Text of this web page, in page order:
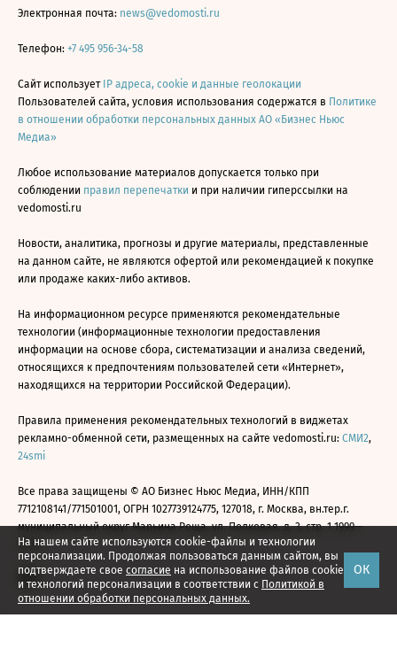
На нашем сайте используются cookie-файлы и технологии
персонализации. Продолжая пользоваться данным сайтом, вы
подтверждаете свое согласие на использование файлов cookie
и технологий персонализации в соответствии с Политикой в
отношении обработки персональных данных.
ОК
Электронная почта: news@vedomosti.ru
Телефон: +7 495 956-34-58
Сайт использует IP адреса, cookie и данные геолокации
Пользователей сайта, условия использования содержатся в Политике
в отношении обработки персональных данных АО «Бизнес Ньюс
Медиа»
Любое использование материалов допускается только при
соблюдении правил перепечатки и при наличии гиперссылки на
vedomosti.ru
Новости, аналитика, прогнозы и другие материалы, представленные
на данном сайте, не являются офертой или рекомендацией к покупке
или продаже каких-либо активов.
На информационном ресурсе применяются рекомендательные
технологии (информационные технологии предоставления
информации на основе сбора, систематизации и анализа сведений,
относящихся к предпочтениям пользователей сети «Интернет»,
находящихся на территории Российской Федерации).
Правила применения рекомендательных технологий в виджетах
рекламно-обменной сети, размещенных на сайте vedomosti.ru: СМИ2,
24smi
Все права защищены © АО Бизнес Ньюс Медиа, ИНН/КПП
7712108141/771501001, ОГРН 1027739124775, 127018, г. Москва, вн.тер.г.
муниципальный округ Марьина Роща, ул. Полковая, д. 3, стр. 1 1999—
2026